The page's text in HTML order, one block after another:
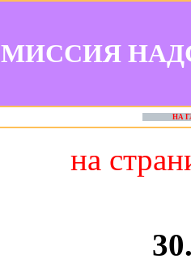
МИССИЯ
НА
на